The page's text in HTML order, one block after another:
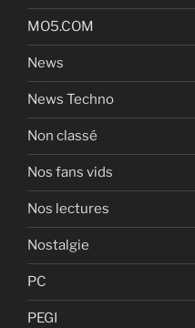
MO5.COM
News
News Techno
Non classé
Nos fans vids
Nos lectures
Nostalgie
PC
PEGI